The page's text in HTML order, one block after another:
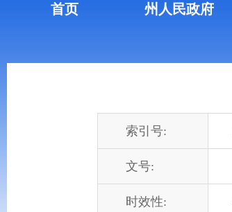
首页 州人民政府
索引号:
文号:
时效性: